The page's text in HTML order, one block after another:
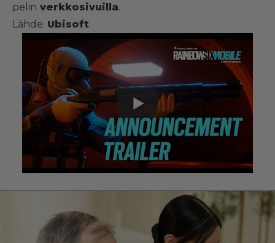
pelin verkkosivuilla.
Lähde: Ubisoft